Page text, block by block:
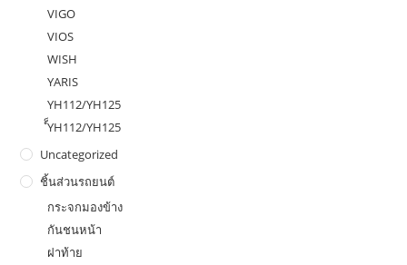
VIGO
VIOS
WISH
YARIS
YH112/YH125
ํ็YH112/YH125
Uncategorized
ชิ้นส่วนรถยนต์
กระจกมองข้าง
กันชนหน้า
ฝาท้าย